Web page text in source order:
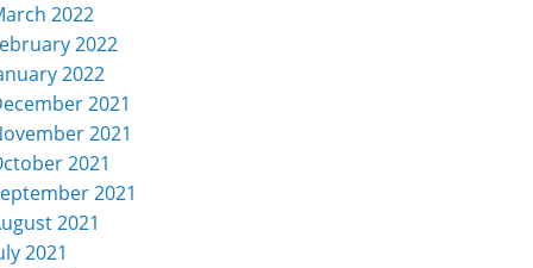
2022
2022
2022
2021
2021
2021
2021
2021
2021